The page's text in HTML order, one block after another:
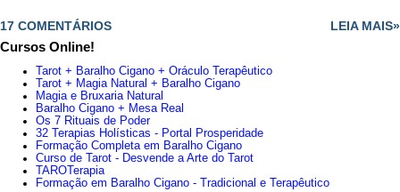
anunciam que está em uma posição privilegiada e que têm
Aconselha confiar em uma pessoa jovem, mas determinado, cheio de
ideias. - Possibilidade de colaboração entre pai e filho. -
É aconselhável confiar em uma pessoa jovem, mas determinado,
cheio de ideias; - Possibilidade de colaboração entre pai e filho.
- Reuniões, contatos, tudo está em movimento e novidade, falam de
17 COMENTÁRIOS
LEIA MAIS»
Cursos Online!
Tarot + Baralho Cigano + Oráculo Terapêutico
Tarot + Magia Natural + Baralho Cigano
Magia e Bruxaria Natural
Baralho Cigano + Mesa Real
Os 7 Rituais de Poder
32 Terapias Holísticas - Portal Prosperidade
Formação Completa em Baralho Cigano
Curso de Tarot - Desvende a Arte do Tarot
TAROTerapia
Formação em Baralho Cigano - Tradicional e Terapêutico